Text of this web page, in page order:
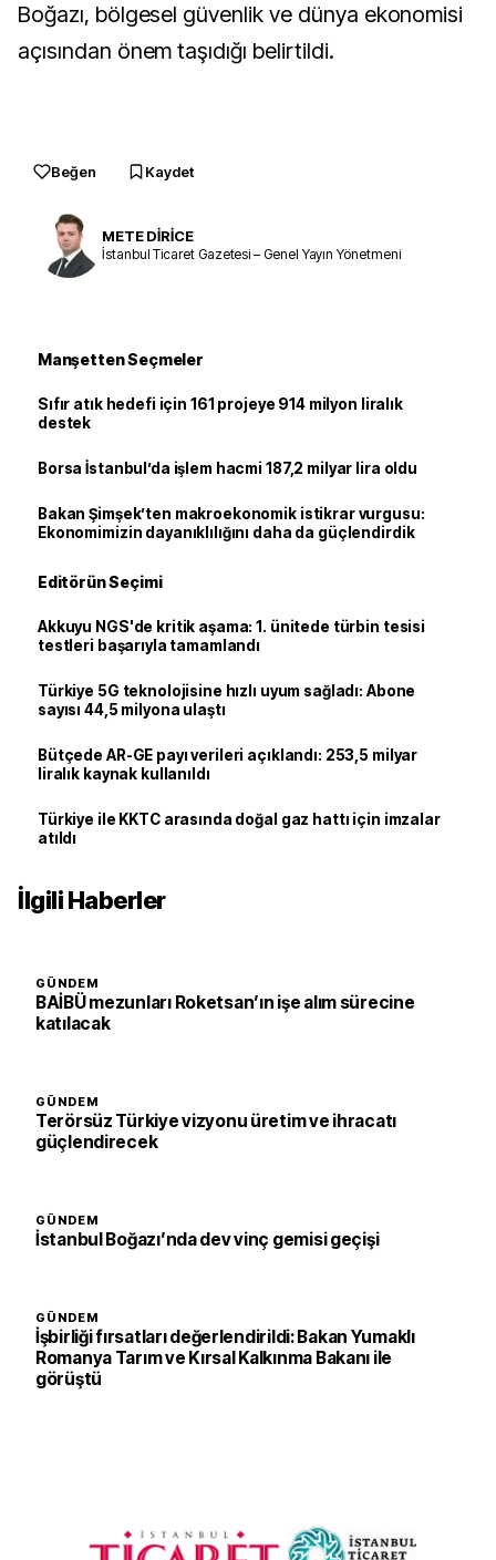
Boğazı, bölgesel güvenlik ve dünya ekonomisi
açısından önem taşıdığı belirtildi.
Beğen Kaydet
METE DİRİCE
İstanbul Ticaret Gazetesi – Genel Yayın Yönetmeni
Manşetten Seçmeler
Sıfır atık hedefi için 161 projeye 914 milyon liralık
destek
Borsa İstanbul’da işlem hacmi 187,2 milyar lira oldu
Bakan Şimşek’ten makroekonomik istikrar vurgusu:
Ekonomimizin dayanıklılığını daha da güçlendirdik
Editörün Seçimi
Akkuyu NGS'de kritik aşama: 1. ünitede türbin tesisi
testleri başarıyla tamamlandı
Türkiye 5G teknolojisine hızlı uyum sağladı: Abone
sayısı 44,5 milyona ulaştı
Bütçede AR-GE payı verileri açıklandı: 253,5 milyar
liralık kaynak kullanıldı
Türkiye ile KKTC arasında doğal gaz hattı için imzalar
atıldı
İlgili Haberler
GÜNDEM
BAİBÜ mezunları Roketsan’ın işe alım sürecine
katılacak
GÜNDEM
Terörsüz Türkiye vizyonu üretim ve ihracatı
güçlendirecek
GÜNDEM
İstanbul Boğazı’nda dev vinç gemisi geçişi
GÜNDEM
İşbirliği fırsatları değerlendirildi: Bakan Yumaklı
Romanya Tarım ve Kırsal Kalkınma Bakanı ile
görüştü